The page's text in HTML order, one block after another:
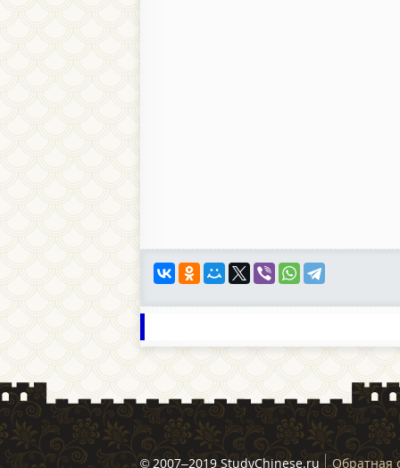
© 2007–2019 StudyChinese.ru Обратная